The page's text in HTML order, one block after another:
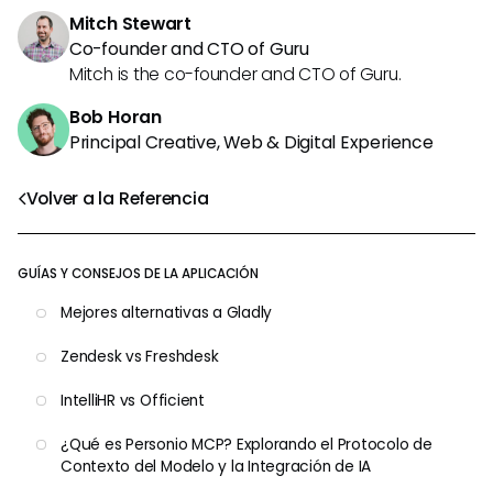
Volver a la Referencia
GUÍAS Y CONSEJOS DE LA APLICACIÓN
Mejores alternativas a Gladly
Zendesk vs Freshdesk
IntelliHR vs Officient
¿Qué es Personio MCP? Explorando el Protocolo de
Contexto del Modelo y la Integración de IA
Mitch Stewart
Co-founder and CTO of Guru
Mitch is the co-founder and CTO of Guru.
Bob Horan
Principal Creative, Web & Digital Experience